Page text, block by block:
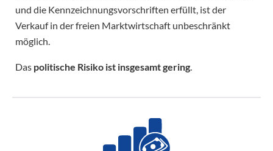
und die Kennzeichnungsvorschriften erfüllt, ist der
Verkauf in der freien Marktwirtschaft unbeschränkt
möglich.
Das politische Risiko ist insgesamt gering.